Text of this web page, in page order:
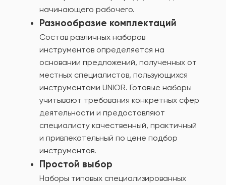
начинающего рабочего.
Разнообразие комплектаций
Состав различных наборов
инструментов определяется на
основании предложений, полученных от
местных специалистов, пользующихся
инструментами UNIOR. Готовые наборы
учитывают требования конкретных сфер
деятельности и предоставляют
специалисту качественный, практичный
и привлекательный по цене подбор
инструментов.
Простой выбор
Наборы типовых специализированных